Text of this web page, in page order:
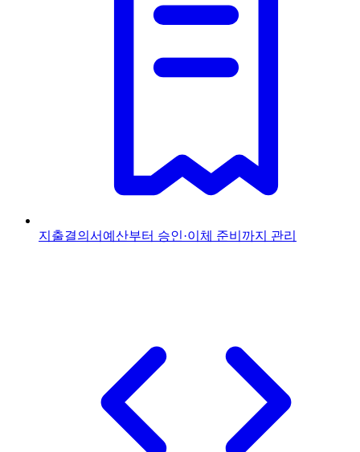
지출결의서 예산부터 승인·이체 준비까지 관리